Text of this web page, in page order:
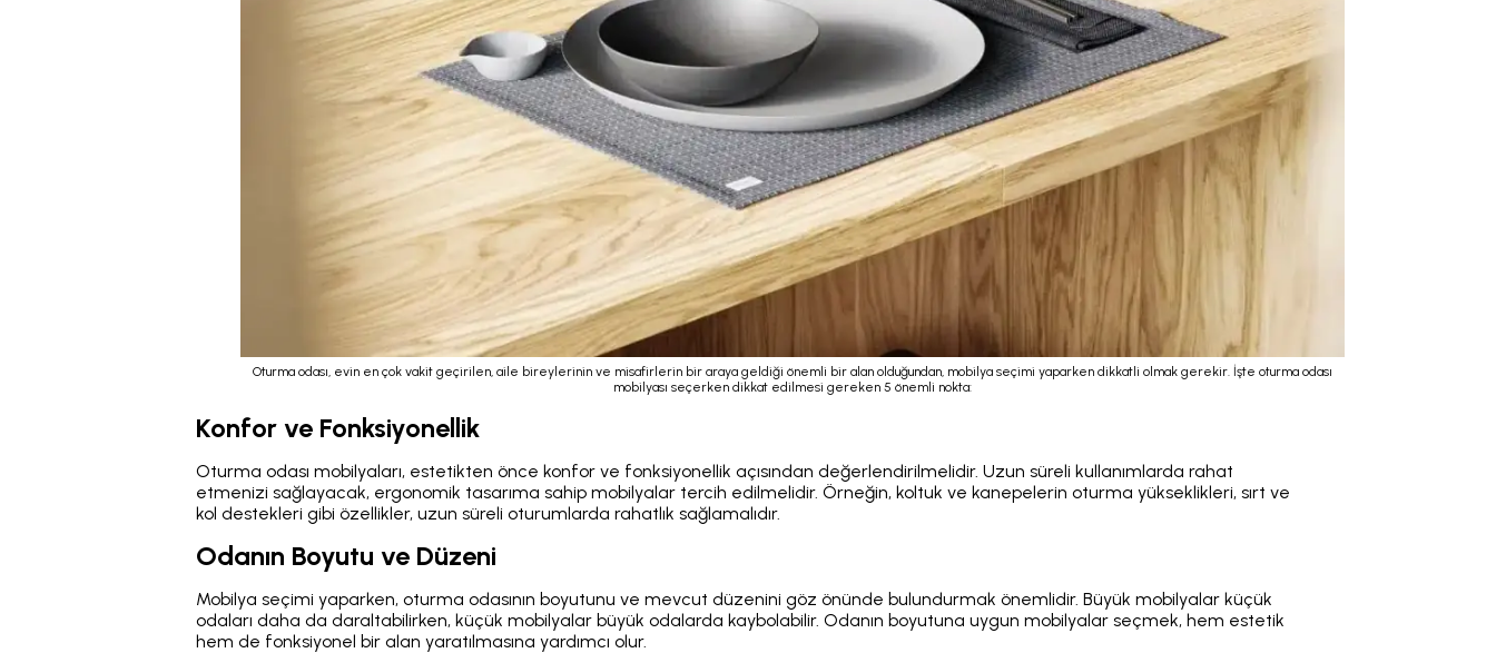
Oturma odası, evin en çok vakit geçirilen, aile bireylerinin ve misafirlerin bir araya geldiği önemli bir alan olduğundan, mobilya seçimi yaparken dikkatli olmak gerekir. İşte oturma odası
mobilyası seçerken dikkat edilmesi gereken 5 önemli nokta:
Konfor ve Fonksiyonellik
Oturma odası mobilyaları, estetikten önce konfor ve fonksiyonellik açısından değerlendirilmelidir. Uzun süreli kullanımlarda rahat
etmenizi sağlayacak, ergonomik tasarıma sahip mobilyalar tercih edilmelidir. Örneğin, koltuk ve kanepelerin oturma yükseklikleri, sırt ve
kol destekleri gibi özellikler, uzun süreli oturumlarda rahatlık sağlamalıdır.
Odanın Boyutu ve Düzeni
Mobilya seçimi yaparken, oturma odasının boyutunu ve mevcut düzenini göz önünde bulundurmak önemlidir. Büyük mobilyalar küçük
odaları daha da daraltabilirken, küçük mobilyalar büyük odalarda kaybolabilir. Odanın boyutuna uygun mobilyalar seçmek, hem estetik
hem de fonksiyonel bir alan yaratılmasına yardımcı olur.